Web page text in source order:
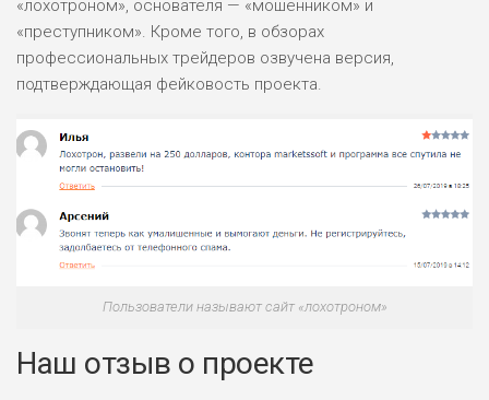
«лохотроном», основателя — «мошенником» и
«преступником». Кроме того, в обзорах
профессиональных трейдеров озвучена версия,
подтверждающая фейковость проекта.
Пользователи называют сайт «лохотроном»
Наш отзыв о проекте